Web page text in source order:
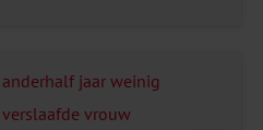
jaar weinig
vrouw